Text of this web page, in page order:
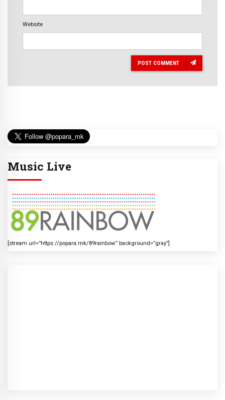
Website
POST COMMENT
Music Live
[stream url=”https://popara.mk/89rainbow” background=”gray”]